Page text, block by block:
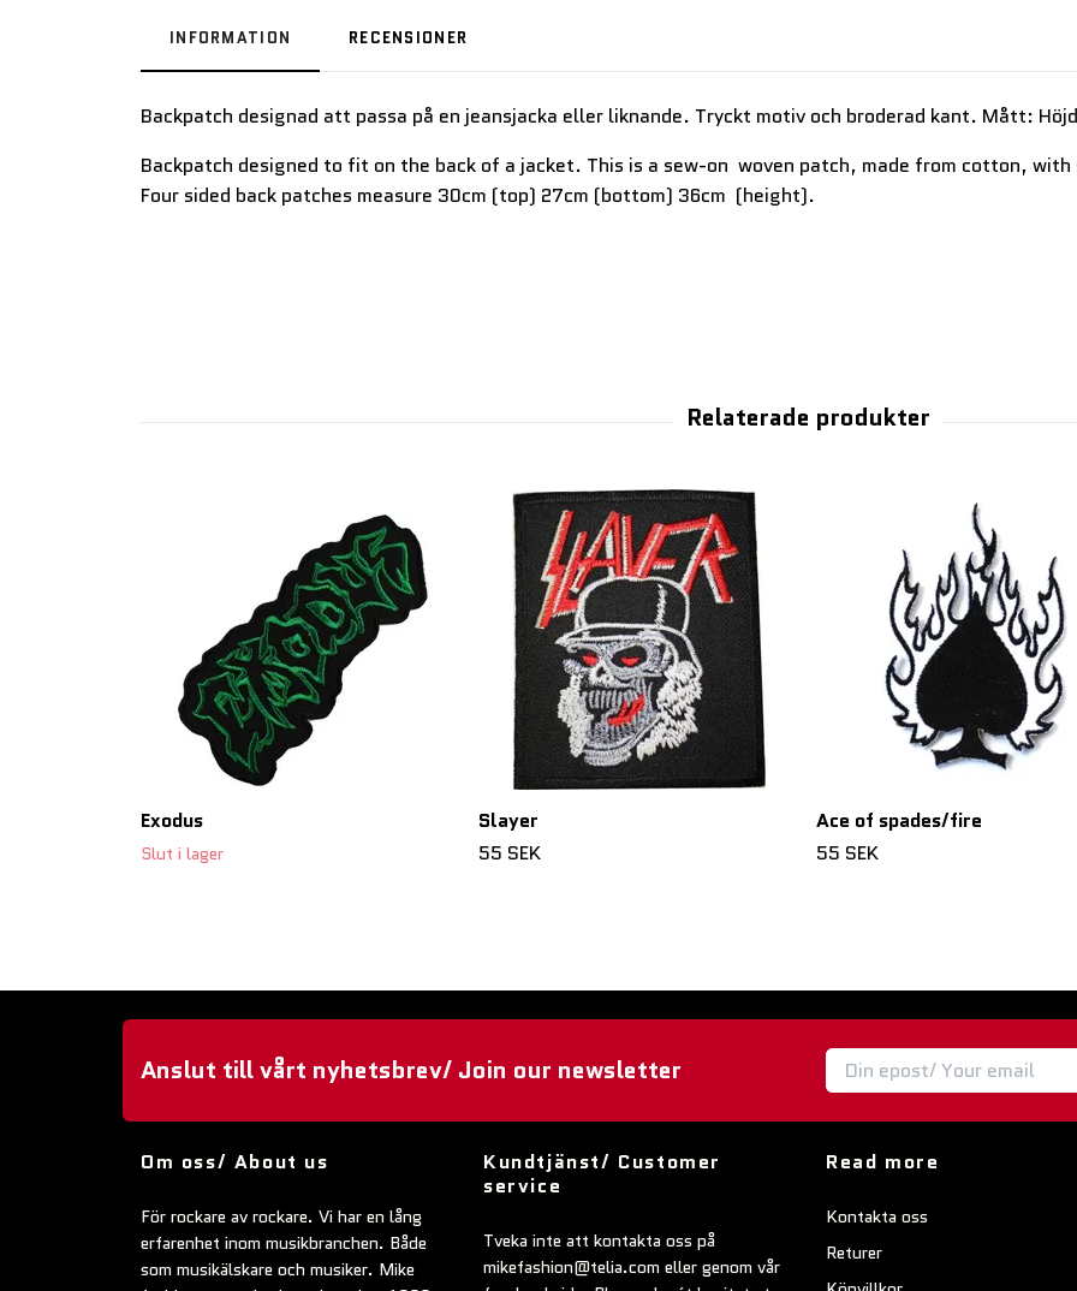
INFORMATION RECENSIONER
Backpatch designad att passa på en jeansjacka eller liknande. Tryckt motiv och broderad kant. Mått:
Backpatch designed to fit on the back of a jacket. This is a sew-on woven patch, made from cotton,
Four sided back patches measure 30cm (top) 27cm (bottom) 36cm (height).
Exodus
Slut i lager
Slayer
55 SEK
Ace of spades/fire
55 SEK
Anslut till vårt nyhetsbrev/ Join our newsletter
Om oss/ About us
För rockare av rockare. Vi har en lång
erfarenhet inom musikbranchen. Både
som musikälskare och musiker. Mike
Kundtjänst/ Customer
service
Tveka inte att kontakta oss på
mikefashion@telia.com eller genom vår
Read more
Kontakta oss
Returer